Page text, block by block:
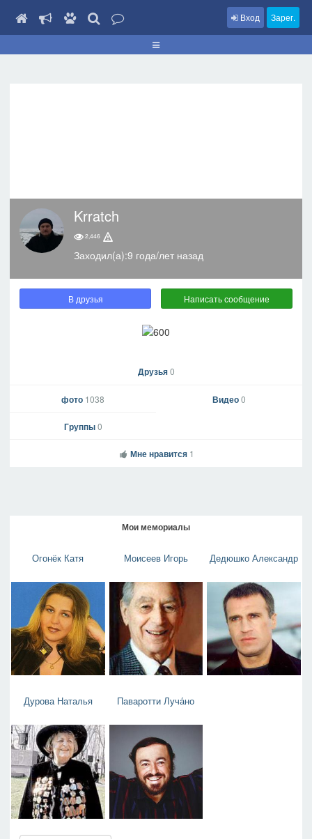
Вход Зарег.
Krratch
2,446
Заходил(а):9 года/лет назад
В друзья Написать сообщение
Друзья0
фото 1038 Видео0
Группы0
Мне нравится 1
Мои мемориалы
Огонёк Катя Моисеев Игорь Дедюшко Александр
Дурова Наталья Паваротти Луча́но